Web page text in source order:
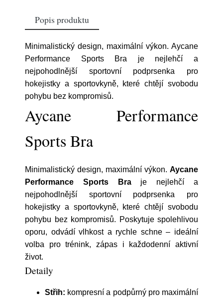
Popis produktu
Minimalistický design, maximální výkon. Aycane
Performance Sports Bra je nejlehčí a
nejpohodlnější sportovní podprsenka pro
hokejistky a sportovkyně, které chtějí svobodu
pohybu bez kompromisů.
Aycane Performance
Sports Bra
Minimalistický design, maximální výkon. Aycane
Performance Sports Braje nejlehčí a
nejpohodlnější sportovní podprsenka pro
hokejistky a sportovkyně, které chtějí svobodu
pohybu bez kompromisů. Poskytuje spolehlivou
oporu, odvádí vlhkost a rychle schne – ideální
volba pro trénink, zápas i každodenní aktivní
život.
Detaily
Střih: kompresní a podpůrný pro maximální